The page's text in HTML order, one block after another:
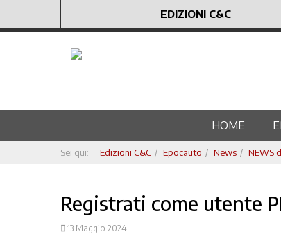
EDIZIONI C&C
HOME
Sei qui: Edizioni C&C Epocauto News NEWS
Registrati come utente
13 Maggio 2024